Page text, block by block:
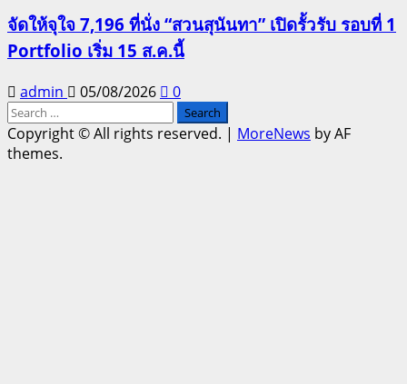
จัดให้จุใจ 7,196 ที่นั่ง “สวนสุนันทา” เปิดรั้วรับ รอบที่ 1
Portfolio เริ่ม 15 ส.ค.นี้
admin 05/08/2026
0
Search
for:
Copyright © All rights reserved. | MoreNews by AF
themes.